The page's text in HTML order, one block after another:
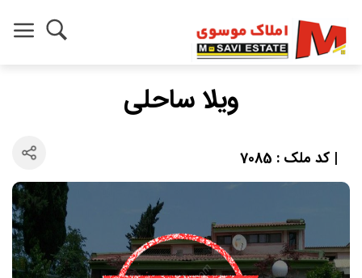
ویلا ساحلی
| کد ملک : 7085